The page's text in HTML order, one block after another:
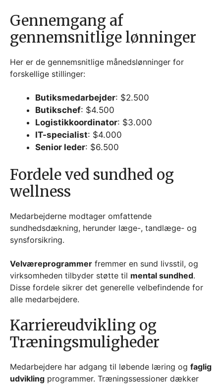
Gennemgang af
gennemsnitlige lønninger
Her er de gennemsnitlige månedslønninger for
forskellige stillinger:
Butiksmedarbejder: $2.500
Butikschef: $4.500
Logistikkoordinator: $3.000
IT-specialist: $4.000
Senior leder: $6.500
Fordele ved sundhed og
wellness
Medarbejderne modtager omfattende
sundhedsdækning, herunder læge-, tandlæge- og
synsforsikring.
Velværeprogrammer fremmer en sund livsstil, og
virksomheden tilbyder støtte til mental sundhed.
Disse fordele sikrer det generelle velbefindende for
alle medarbejdere.
Karriereudvikling og
Træningsmuligheder
Medarbejdere har adgang til løbende læring og faglig
udvikling programmer. Træningssessioner dækker